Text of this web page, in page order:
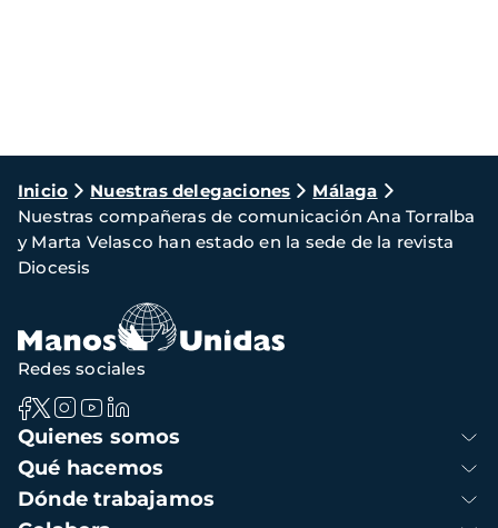
Ruta
de
navegación
Inicio Nuestras delegaciones
Málaga
Nuestras compañeras de comunicación Ana Torralba
y Marta Velasco han estado en la sede de la revista
Diocesis
Navegación
principal
Quienes somos
Qué hacemos
Dónde trabajamos
Redes sociales